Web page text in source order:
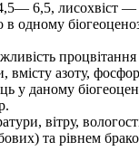
4,5— 6,5, лисохвіст
одному
азоту,
у даному
вітру,
та рівнем